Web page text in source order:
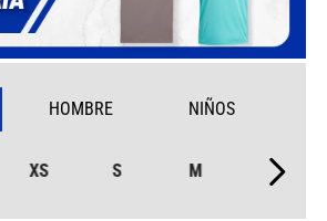
HOMBRE NIÑOS
XS S M